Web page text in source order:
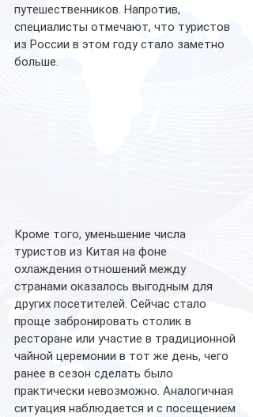
путешественников. Напротив,
специалисты отмечают, что туристов
из России в этом году стало заметно
больше.
Кроме того, уменьшение числа
туристов из Китая на фоне
охлаждения отношений между
странами оказалось выгодным для
других посетителей. Сейчас стало
проще забронировать столик в
ресторане или участие в традиционной
чайной церемонии в тот же день, чего
ранее в сезон сделать было
практически невозможно. Аналогичная
ситуация наблюдается и с посещением